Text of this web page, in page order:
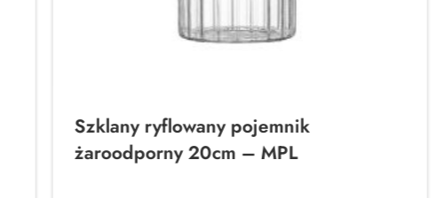
Szklany ryflowany pojemnik
żaroodporny 20cm – MPL